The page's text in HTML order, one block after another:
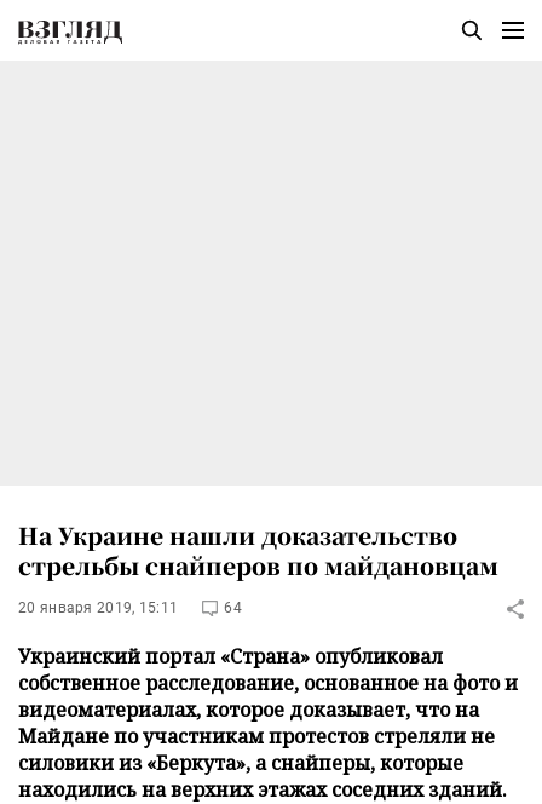
На Украине нашли доказательство
стрельбы снайперов по майдановцам
20 января 2019, 15:11 64
Украинский портал «Страна» опубликовал
собственное расследование, основанное на фото и
видеоматериалах, которое доказывает, что на
Майдане по участникам протестов стреляли не
силовики из «Беркута», а снайперы, которые
находились на верхних этажах соседних зданий.